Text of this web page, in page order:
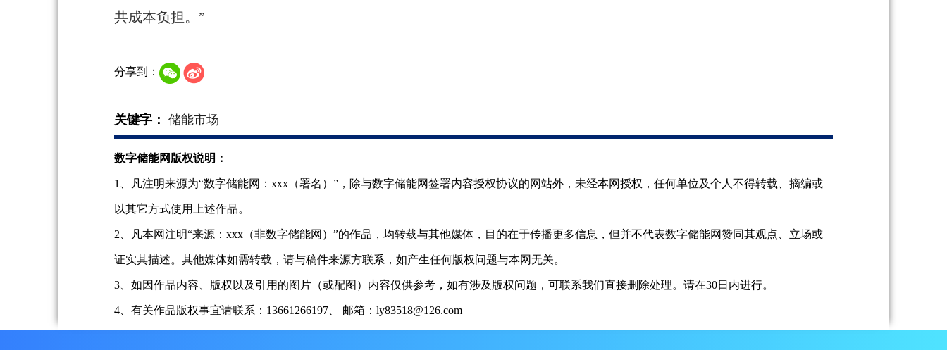
共成本负担。”
分享到：
关键字： 储能市场
数字储能网版权说明：
1、凡注明来源为“数字储能网：xxx（署名）”，除与数字储能网签署内容授权协议的网站外，未经本网授权，任何单位及个人不得转载、摘编或
以其它方式使用上述作品。
2、凡本网注明“来源：xxx（非数字储能网）”的作品，均转载与其他媒体，目的在于传播更多信息，但并不代表数字储能网赞同其观点、立场或
证实其描述。其他媒体如需转载，请与稿件来源方联系，如产生任何版权问题与本网无关。
3、如因作品内容、版权以及引用的图片（或配图）内容仅供参考，如有涉及版权问题，可联系我们直接删除处理。请在30日内进行。
4、有关作品版权事宜请联系：13661266197、 邮箱：ly83518@126.com